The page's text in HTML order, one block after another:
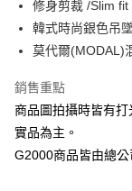
華南商業銀行
上海商業儲蓄銀行
國泰世華商業銀行
匯豐（台灣）商業銀
聯邦商業銀行
元大商業銀行
台新國際商業銀行
Apple Pay
悠遊付
Google Pay
全盈+PAY
修身剪裁 /Slim fit
韓式時尚銀色吊
莫代爾(MODAL)
銷售重點
商品圖拍攝時皆有
實品為主。
G2000商品皆由總